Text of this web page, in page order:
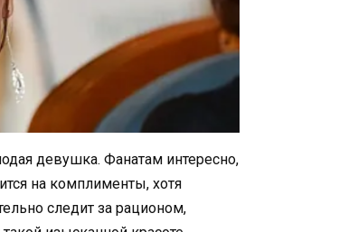
девушка. Фанатам интересно,
на комплименты, хотя
следит за рационом,